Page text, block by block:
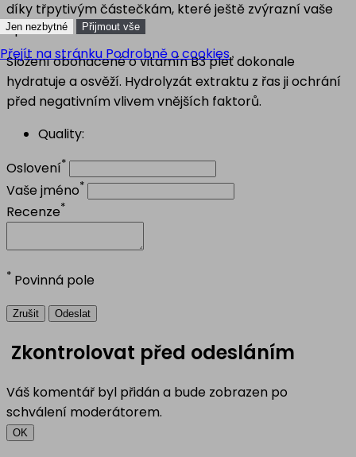
díky třpytivým částečkám, které ještě zvýrazní vaše
opálení.
Složení obohacené o vitamín B3 pleť dokonale
hydratuje a osvěží. Hydrolyzát extraktu z řas ji ochrání
před negativním vlivem vnějších faktorů.
Quality:
Oslovení*
Vaše jméno*
Recenze*
* Povinná pole
Zrušit Odeslat
Zkontrolovat před odesláním
Váš komentář byl přidán a bude zobrazen po
schválení moderátorem.
OK
Jen nezbytné Přijmout vše
Přejít na stránku Podrobně o cookies